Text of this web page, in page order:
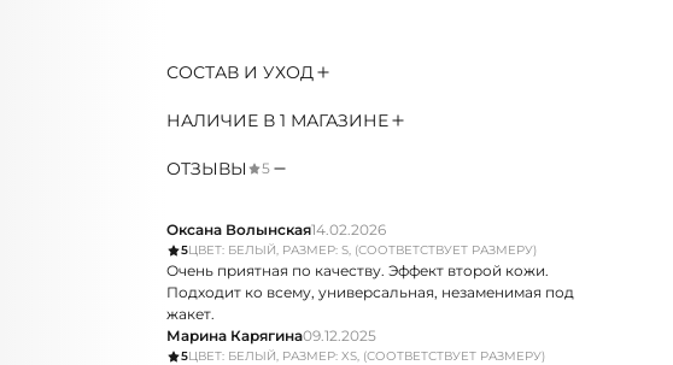
СОСТАВ И УХОД
НАЛИЧИЕ В 1 МАГАЗИНЕ
ОТЗЫВЫ 5
Оксана Волынская14.02.2026
5ЦВЕТ: БЕЛЫЙ, РАЗМЕР: S, (СООТВЕТСТВУЕТ РАЗМЕРУ)
Очень приятная по качеству. Эффект второй кожи.
Подходит ко всему, универсальная, незаменимая под
жакет.
Марина Карягина09.12.2025
5ЦВЕТ: БЕЛЫЙ, РАЗМЕР: XS, (СООТВЕТСТВУЕТ РАЗМЕРУ)